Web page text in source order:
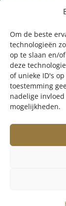
Om de beste
technologieën
op te slaan en/
deze
of unieke ID's
toestemming
nadelige
mogelijkheden.
Een
Contact met
Algemene
 Volg
©